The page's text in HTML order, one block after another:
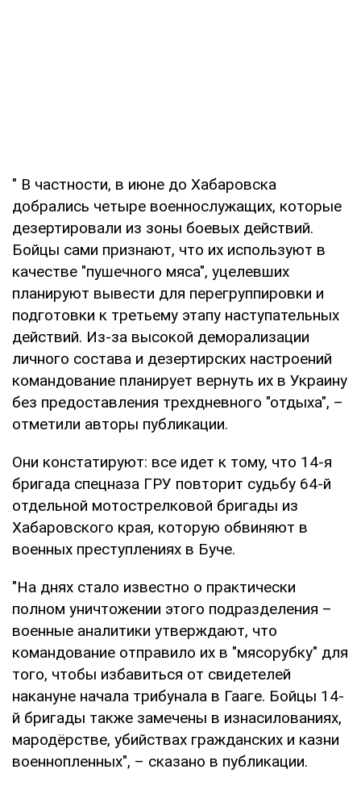
" В частности, в июне до Хабаровска
добрались четыре военнослужащих, которые
дезертировали из зоны боевых действий.
Бойцы сами признают, что их используют в
качестве "пушечного мяса", уцелевших
планируют вывести для перегруппировки и
подготовки к третьему этапу наступательных
действий. Из-за высокой деморализации
личного состава и дезертирских настроений
командование планирует вернуть их в Украину
без предоставления трехдневного "отдыха", –
отметили авторы публикации.
Они констатируют: все идет к тому, что 14-я
бригада спецназа ГРУ повторит судьбу 64-й
отдельной мотострелковой бригады из
Хабаровского края, которую обвиняют в
военных преступлениях в Буче.
"На днях стало известно о практически
полном уничтожении этого подразделения –
военные аналитики утверждают, что
командование отправило их в "мясорубку" для
того, чтобы избавиться от свидетелей
накануне начала трибунала в Гааге. Бойцы 14-
й бригады также замечены в изнасилованиях,
мародёрстве, убийствах гражданских и казни
военнопленных", – сказано в публикации.